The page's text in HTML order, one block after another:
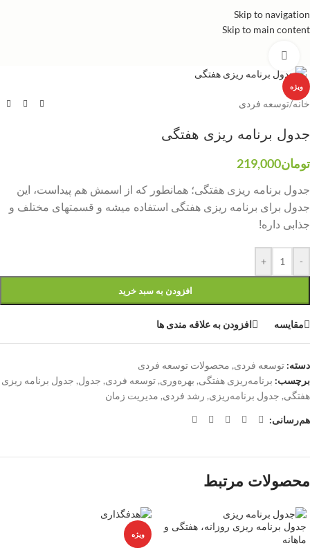
Skip to navigation
Skip to main content
ویژه
خانه/توسعه فردی
جدول برنامه ریزی هفتگی
تومان219,000
جدول برنامه ریزی هفتگی؛ همانطور که از اسمش هم پیداست، این
جدول برای برنامه ریزی هفتگی استفاده میشه و قسمتهای مختلف و
جذابی داره!
-
+
افزودن به سبد خرید
مقایسه افزودن به علاقه مندی ها
دسته: توسعه فردی, محصولات توسعه فردی
برچسب: برنامه‌ریزی هفتگی, بهره‌وری,توسعه فردی, جدول, جدول برنامه ریزی
هفتگی, جدول برنامه‌ریزی, رشد فردی, مدیریت زمان
هم‌رسانی:
محصولات مرتبط
جدول برنامه ریزی روزانه، هفتگی و
ماهانه
ویژه